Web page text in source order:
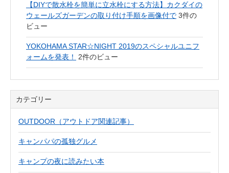
【DIYで散水栓を簡単に立水栓にする方法】カクダイの
ウェールズガーデンの取り付け手順を画像付で 3件の
ビュー
YOKOHAMA STAR☆NIGHT 2019のスペシャルユニフ
ォームを発表！
2件のビュー
カテゴリー
OUTDOOR（アウトドア関連記事）
キャンパパの孤独グルメ
キャンプの夜に読みたい本